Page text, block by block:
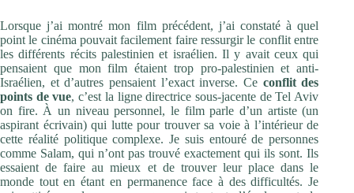
Lorsque j’ai montré mon film précédent, j’ai constaté à quel
point le cinéma pouvait facilement faire ressurgir le conflit entre
les différents récits palestinien et israélien. Il y avait ceux qui
pensaient que mon film étaient trop pro-palestinien et anti-
Israélien, et d’autres pensaient l’exact inverse. Ceconflit des
points de vue, c’est la ligne directrice sous-jacente de Tel Aviv
on fire. À un niveau personnel, le film parle d’un artiste (un
aspirant écrivain) qui lutte pour trouver sa voie à l’intérieur de
cette réalité politique complexe. Je suis entouré de personnes
comme Salam, qui n’ont pas trouvé exactement qui ils sont. Ils
essaient de faire au mieux et de trouver leur place dans le
monde tout en étant en permanence face à des difficultés. Je